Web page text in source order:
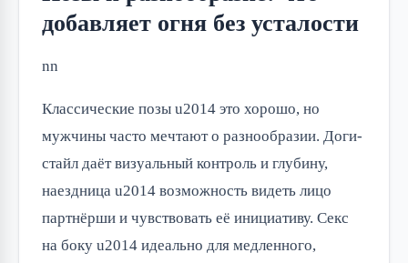
добавляет огня без усталости
nn
Классические позы u2014 это хорошо, но
мужчины часто мечтают о разнообразии. Доги-
стайл даёт визуальный контроль и глубину,
наездница u2014 возможность видеть лицо
партнёрши и чувствовать её инициативу. Секс
на боку u2014 идеально для медленного,